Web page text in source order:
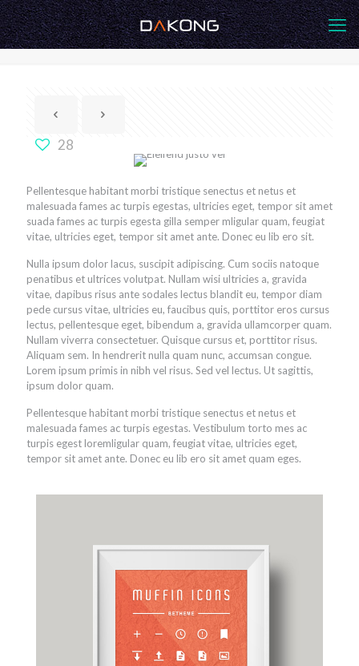
Eleifend justo vel
28
Pellentesque habitant morbi tristique senectus et netus et
malesuada fames ac turpis egestas, ultricies eget, tempor sit amet
suada fames ac turpis egesta gilla semper mligular quam, feugiat
vitae, ultricies eget, tempor sit amet ante. Donec eu lib ero sit.
Nulla ipsum dolor lacus, suscipit adipiscing. Cum sociis natoque
penatibus et ultrices volutpat. Nullam wisi ultricies a, gravida
vitae, dapibus risus ante sodales lectus blandit eu, tempor diam
pede cursus vitae, ultricies eu, faucibus quis, porttitor eros cursus
lectus, pellentesque eget, bibendum a, gravida ullamcorper quam.
Nullam viverra consectetuer. Quisque cursus et, porttitor risus.
Aliquam sem. In hendrerit nulla quam nunc, accumsan congue.
Lorem ipsum primis in nibh vel risus. Sed vel lectus. Ut sagittis,
ipsum dolor quam.
Pellentesque habitant morbi tristique senectus et netus et
malesuada fames ac turpis egestas. Vestibulum torto mes ac
turpis egest loremligular quam, feugiat vitae, ultricies eget,
tempor sit amet ante. Donec eu lib ero sit amet quam eges.